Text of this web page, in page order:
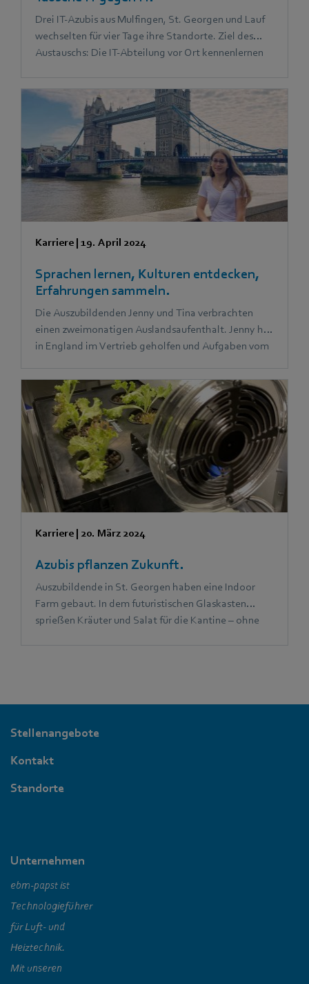
Drei IT-Azubis aus Mulfingen, St. Georgen und Lauf
wechselten für vier Tage ihre Standorte. Ziel des
Austauschs: Die IT-Abteilung vor Ort kennenlernen
Beteiligten.
Karriere | 19. April 2024
Sprachen lernen, Kulturen entdecken,
Erfahrungen sammeln.
Die Auszubildenden Jenny und Tina verbrachten
einen zweimonatigen Auslandsaufenthalt. Jenny hat
in England im Vertrieb geholfen und Aufgaben vom
die Assistenz der Geschäftsführung bei ihren
täglichen Aufgaben unterstützt.
Karriere | 20. März 2024
Azubis pflanzen Zukunft.
Auszubildende in St. Georgen haben eine Indoor
Farm gebaut. In dem futuristischen Glaskasten
sprießen Kräuter und Salat für die Kantine – ohne
Stellenangebote
Kontakt
Standorte
Unternehmen
ebm‑papst ist
Technologieführer
für Luft- und
Heiztechnik.
Mit unseren